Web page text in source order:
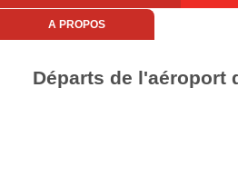
A PROPOS
Départs de l'aéroport